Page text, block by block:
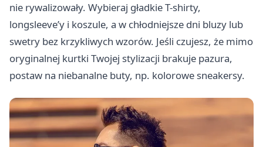
nie rywalizowały. Wybieraj gładkie T-shirty,
longsleeve’y i koszule, a w chłodniejsze dni bluzy lub
swetry bez krzykliwych wzorów. Jeśli czujesz, że mimo
oryginalnej kurtki Twojej stylizacji brakuje pazura,
postaw na niebanalne buty, np. kolorowe sneakersy.